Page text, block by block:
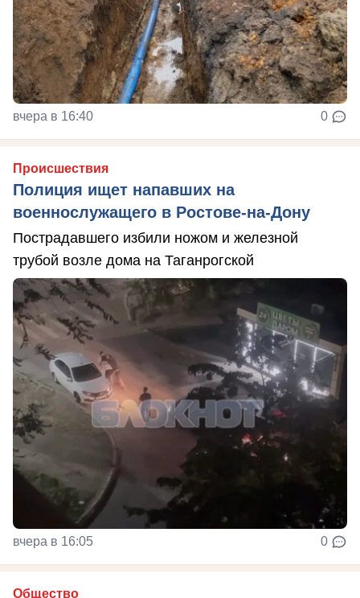
вчера в 16:40 0
Происшествия
Полиция ищет напавших на
военнослужащего в Ростове-на-Дону
Пострадавшего избили ножом и железной
трубой возле дома на Таганрогской
вчера в 16:05 0
Общество